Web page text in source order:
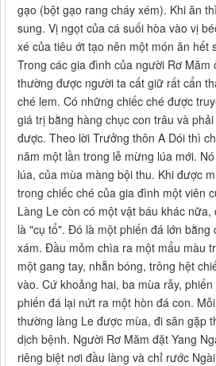
gạo (bột gạo rang cháy xém). Khi ăn
sung. Vị ngọt của cá suối hòa vào vị
xé của tiêu ớt tạo nên một món ăn hết
Trong các gia đình của người Rơ Măm
thường được người ta cất giữ rất cẩn
ché lem. Có những chiếc ché được
giá trị bằng hàng chục con trâu và
được. Theo lời Trưởng thôn A Dói thì
năm một lần trong lễ mừng lúa mới.
lúa, của mùa màng bội thu. Khi được
trong chiếc ché của gia đình một viên
Làng Le còn có một vật báu khác nữa,
là "cụ tổ". Đó là một phiến đá lớn bằng
xám. Đầu mỏm chìa ra một mẩu màu
một gang tay, nhẵn bóng, trông hệt
vào. Cứ khoảng hai, ba mùa rẫy,
phiến đá lại nứt ra một hòn đá con.
thường làng Le được mùa, đi săn gặp
dịch bệnh. Người Rơ Măm đặt Yang
riêng biệt nơi đầu làng và chỉ rước